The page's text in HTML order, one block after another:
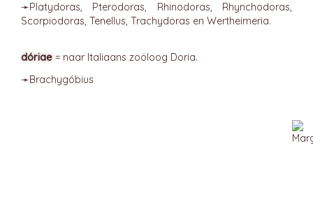
➛Platydoras, Pterodoras, Rhinodoras, Rhynchodoras,
Scorpiodoras, Tenellus, Trachydoras en Wertheimeria.
dóriae = naar Italiaans zoöloog Doria.
➛Brachygóbius